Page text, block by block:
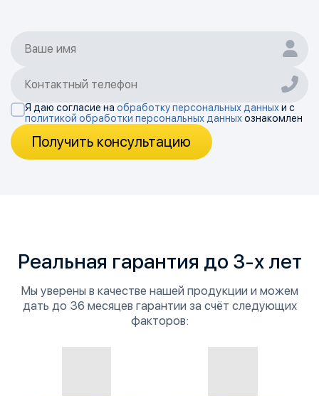
Я даю согласие на обработку персональных данныхи с
политикой обработки персональных данныхознакомлен
Получить консультацию
Реальная гарантия до 3-х лет
Мы уверены в качестве нашей продукции и можем
дать до 36 месяцев гарантии за счёт следующих
факторов: